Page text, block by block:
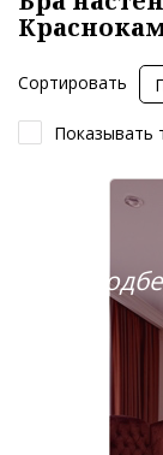
Сортировать
Показывать